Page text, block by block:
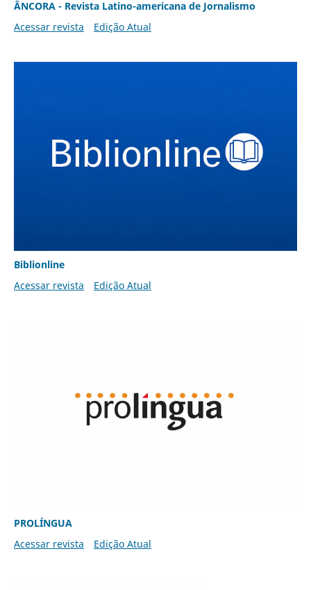
ÂNCORA - Revista Latino-americana de Jornalismo
Acessar revista
Edição Atual
Biblionline
Acessar revista
Edição Atual
PROLÍNGUA
Acessar revista
Edição Atual